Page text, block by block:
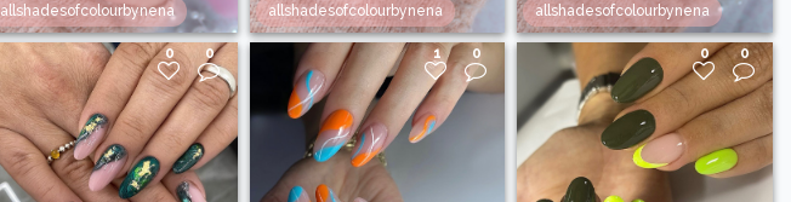
allshadesofcolourbynena allshadesofcolourbynena allshadesofcolourbynena
0 0 1 0 0 0